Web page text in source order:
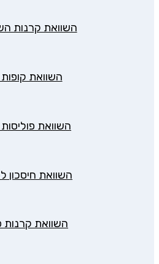
השוואת קרנות
השוואת
השוואת פוליסות
השוואת חיסכון
השוואת קרנות